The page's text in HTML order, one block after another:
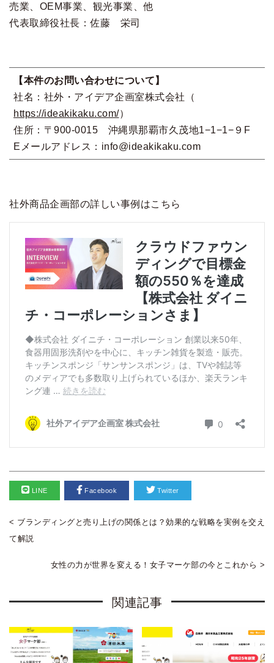
売業、OEM事業、観光事業、他
代表取締役社長：佐藤 栄司
【本件のお問い合わせについて】
社名：社外・アイデア企画室株式会社（
https://ideakikaku.com/）
住所：〒900-0015 沖縄県那覇市久茂地1−1−1−９F
Eメールアドレス：info@ideakikaku.com
社外商品企画部の詳しい事例はこちら
LINE Facebook Twitter
< ブランディングと売り上げの関係とは？効果的な戦略を実例を交え
て解説
女性の力が世界を変える！女子マーケ部の今とこれから >
関連記事